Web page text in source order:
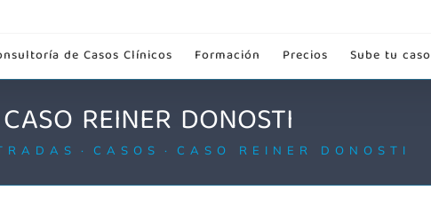
de Casos Clínicos Formación Precios Sube tu caso
CASO REINER DONOSTI
CASOS CASO REINER DONOSTI